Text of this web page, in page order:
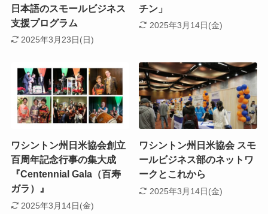
日本語のスモールビジネス
支援プログラム
2025年3月23日(日)
チン」
2025年3月14日(金)
ワシントン州日米協会創立
百周年記念行事の集大成
『Centennial Gala（百寿
ガラ）』
2025年3月14日(金)
ワシントン州日米協会 スモ
ールビジネス部のネットワ
ークとこれから
2025年3月14日(金)